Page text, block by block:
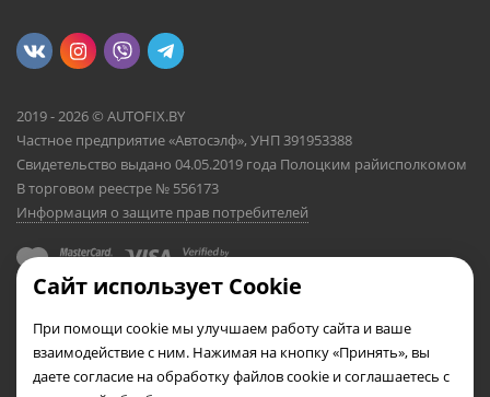
2019 - 2026 © AUTOFIX.BY
Частное предприятие «Автосэлф», УНП 391953388
Свидетельство выдано 04.05.2019 года Полоцким райисполкомом
В торговом реестре № 556173
Информация о защите прав потребителей
Сайт использует Cookie
При помощи cookie мы улучшаем работу сайта и ваше
взаимодействие с ним. Нажимая на кнопку «Принять», вы
даете согласие на обработку файлов cookie и соглашаетесь с